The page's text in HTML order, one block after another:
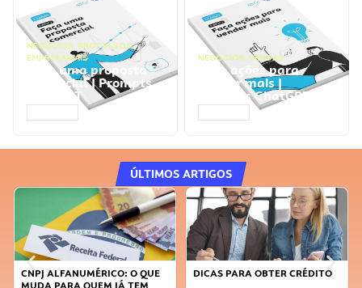
NEGÓCIOS, PROCESSOS
EMPRESARIAIS
Faça uma proposta
comercial | Prompts
ChatGPT
NEGÓCIOS, VENDAS
Faça ações para
vender mais |
Prompts ChatGPT
ÚLTIMOS ARTIGOS
DICAS PARA OBTER CRÉDITO
FAÇA A DIFERENÇA: SEJA